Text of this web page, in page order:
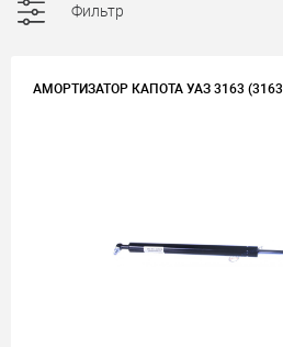
Фильтр
АМОРТИЗАТОР КАПОТА УАЗ 3163